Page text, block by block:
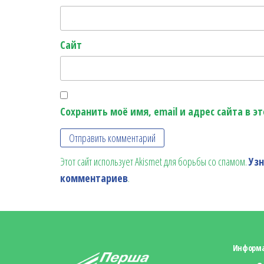
Сайт
Сохранить моё имя, email и адрес сайта в
Этот сайт использует Akismet для борьбы со спамом.
комментариев.